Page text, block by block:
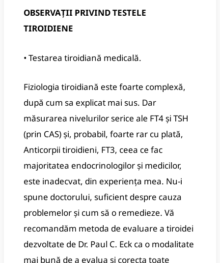
OBSERVAȚII PRIVIND TESTELE
TIROIDIENE
• Testarea tiroidiană medicală.
Fiziologia tiroidiană este foarte complexă,
după cum sa explicat mai sus. Dar
măsurarea nivelurilor serice ale FT4 și TSH
(prin CAS) și, probabil, foarte rar cu plată,
Anticorpii tiroidieni, FT3, ceea ce fac
majoritatea endocrinologilor și medicilor,
este inadecvat, din experiența mea. Nu-i
spune doctorului, suficient despre cauza
problemelor și cum să o remedieze. Vă
recomandăm metoda de evaluare a tiroidei
dezvoltate de Dr. Paul C. Eck ca o modalitate
mai bună de a evalua și corecta toate